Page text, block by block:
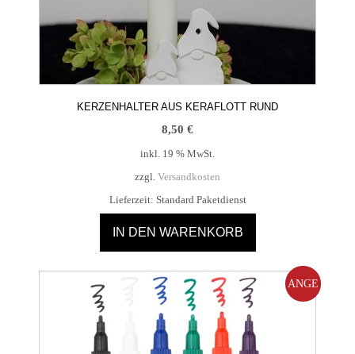
KERZENHALTER AUS KERAFLOTT RUND
8,50 €
inkl. 19 % MwSt.
zzgl. Versandkosten
Lieferzeit: Standard Paketdienst
IN DEN WARENKORB
ANGE